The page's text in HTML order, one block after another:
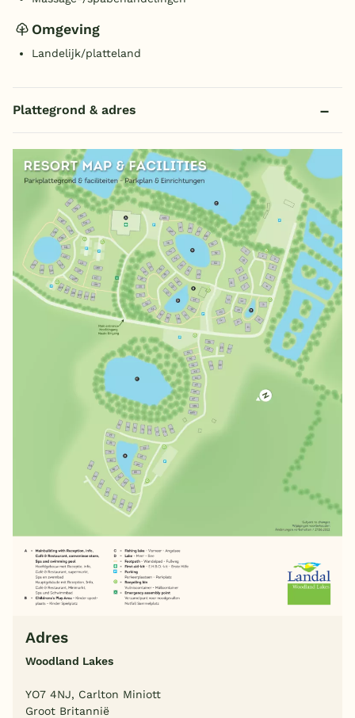
Omgeving
Landelijk/platteland
Plattegrond & adres
Adres
Woodland Lakes
YO7 4NJ, Carlton Miniott
Groot Britannië